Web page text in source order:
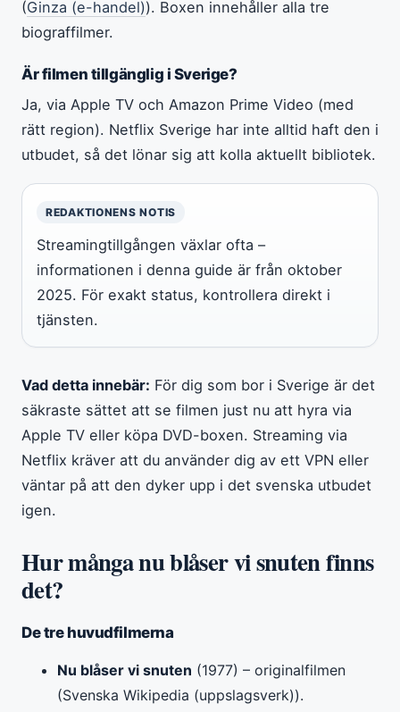
(Ginza (e-handel)). Boxen innehåller alla tre
biograffilmer.
Är filmen tillgänglig i Sverige?
Ja, via Apple TV och Amazon Prime Video (med
rätt region). Netflix Sverige har inte alltid haft den i
utbudet, så det lönar sig att kolla aktuellt bibliotek.
REDAKTIONENS NOTIS
Streamingtillgången växlar ofta –
informationen i denna guide är från oktober
2025. För exakt status, kontrollera direkt i
tjänsten.
Vad detta innebär: För dig som bor i Sverige är det
säkraste sättet att se filmen just nu att hyra via
Apple TV eller köpa DVD-boxen. Streaming via
Netflix kräver att du använder dig av ett VPN eller
väntar på att den dyker upp i det svenska utbudet
igen.
Hur många nu blåser vi snuten finns
det?
De tre huvudfilmerna
Nu blåser vi snuten (1977) – originalfilmen
(Svenska Wikipedia (uppslagsverk)).